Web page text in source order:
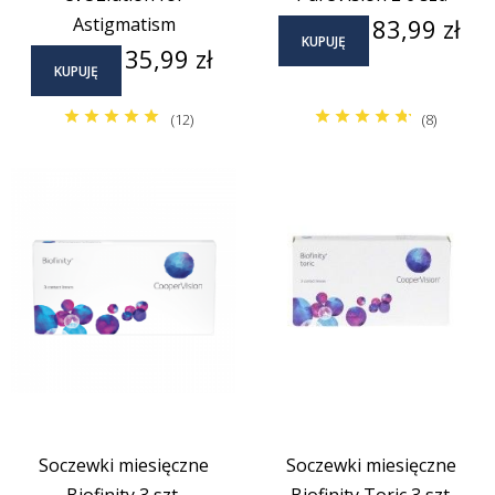
Astigmatism
KUPUJĘ Cena
35,99 zł
KUPUJĘ Cena
83,99 zł
(12)
Soczewki miesięczne
(8)
Soczewki miesięczne